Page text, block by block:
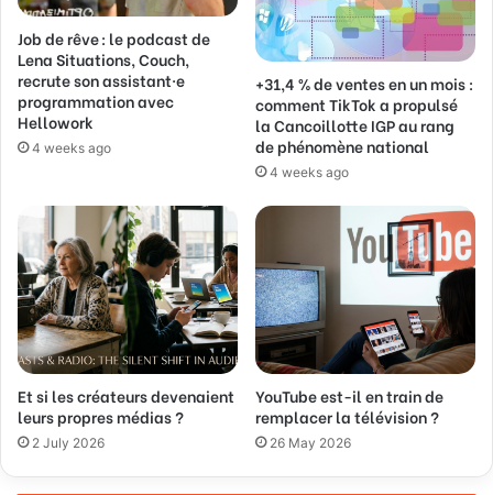
a
d
d
r
e
s
s
Job de rêve : le podcast de
Lena Situations, Couch,
recrute son assistant·e
programmation avec
Hellowork
4 weeks ago
+31,4 % de ventes en un mois :
comment TikTok a propulsé
la Cancoillotte IGP au rang
de phénomène national
4 weeks ago
Et si les créateurs devenaient
leurs propres médias ?
2 July 2026
YouTube est-il en train de
remplacer la télévision ?
26 May 2026